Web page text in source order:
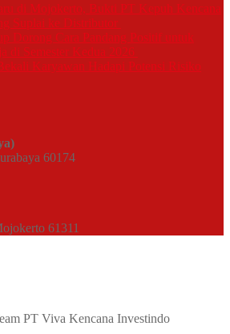
di Mojokerto, Bukti PT Kepuh Kencana
Suplai ke Distributor
Dorong Cara Pandang Positif untuk
di Semester Kedua 2026
Karyawan Hadapi Potensi Risiko
60174
61311
PT Viva Kencana Investindo